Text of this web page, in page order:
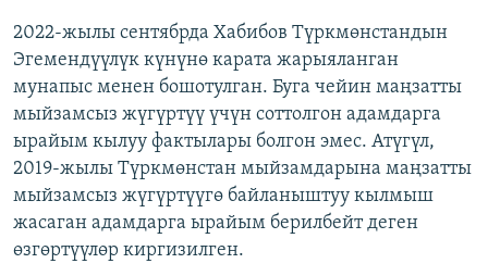
2022-жылы сентябрда Хабибов Түркмөнстандын
Эгемендүүлүк күнүнө карата жарыяланган
мунапыс менен бошотулган. Буга чейин маңзатты
мыйзамсыз жүгүртүү үчүн соттолгон адамдарга
ырайым кылуу фактылары болгон эмес. Атүгүл,
2019-жылы Түркмөнстан мыйзамдарына маңзатты
мыйзамсыз жүгүртүүгө байланыштуу кылмыш
жасаган адамдарга ырайым берилбейт деген
өзгөртүүлөр киргизилген.